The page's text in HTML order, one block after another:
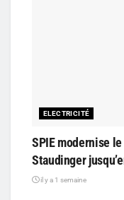
ELECTRICITÉ
SPIE modernise
Staudinger
il y a 1 semaine